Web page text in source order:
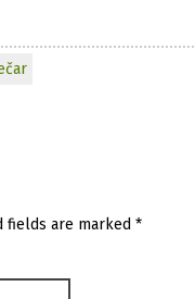
fields are marked *